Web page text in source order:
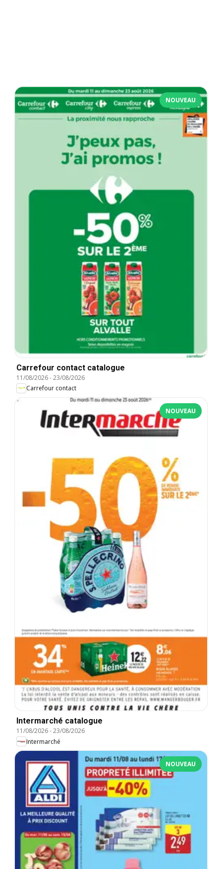
NOUVEAU
Carrefour contact catalogue
11/08/2026-23/08/2026
Carrefour contact
NOUVEAU
Intermarché catalogue
11/08/2026-23/08/2026
Intermarché
NOUVEAU